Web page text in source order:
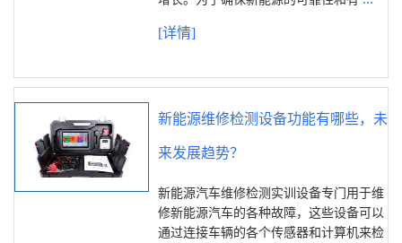
[详情]
新能源维修检测设备功能有哪些，未
来发展趋势？
新能源汽车维修检测实训设备专门用于维
修新能源汽车的各种故障，这些设备可以
通过连接车辆的各个传感器和计算机来检